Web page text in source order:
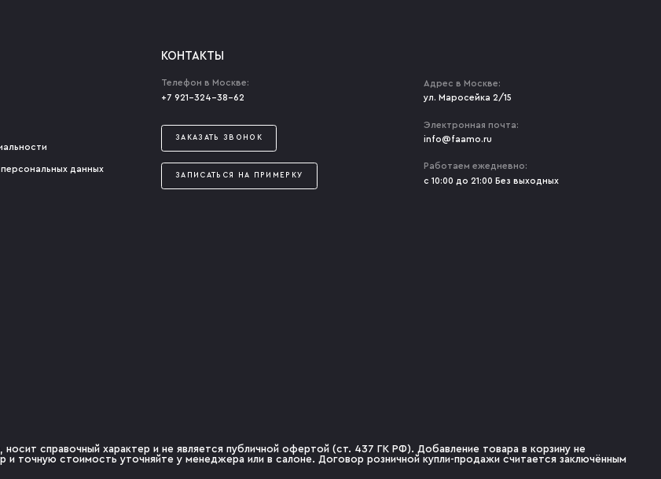
данных
КОНТАКТЫ
Телефон в Москве:
+7 921-324-38-62
ЗАКАЗАТЬ ЗВОНОК
ЗАПИСАТЬСЯ НА ПРИМЕРКУ
Адрес в Москве:
ул. Маросейка 2/15
Электронная почта:
info@faamo.ru
Работаем ежедневно:
с 10:00 до 21:00 Без выходных
справочный характер и не является публичной офертой (ст. 437 ГК РФ). Добавление товара в корзину не
и точную стоимость уточняйте у менеджера или в салоне. Договор розничной купли-продажи считается заключённым